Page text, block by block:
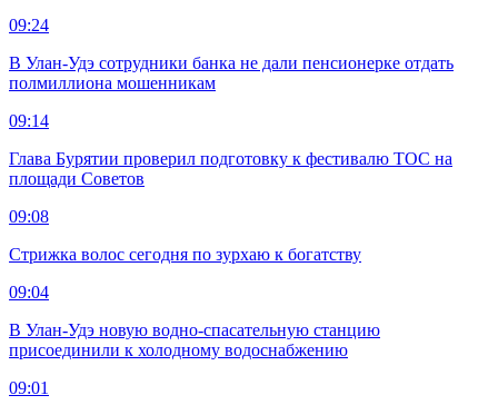
09:24
В Улан-Удэ сотрудники банка не дали пенсионерке отдать
полмиллиона мошенникам
09:14
Глава Бурятии проверил подготовку к фестивалю ТОС на
площади Советов
09:08
Стрижка волос сегодня по зурхаю к богатству
09:04
В Улан-Удэ новую водно‑спасательную станцию
присоединили к холодному водоснабжению
09:01